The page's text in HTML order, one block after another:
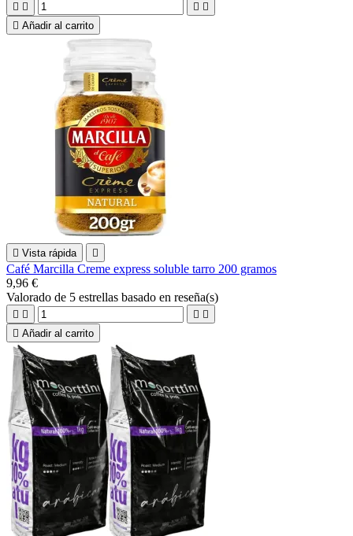
   
 Añadir al carrito
 Vista rápida 
Café Marcilla Creme express soluble tarro 200 gramos
9,96 €
Valorado de 5 estrellas basado en reseña(s)
   
 Añadir al carrito